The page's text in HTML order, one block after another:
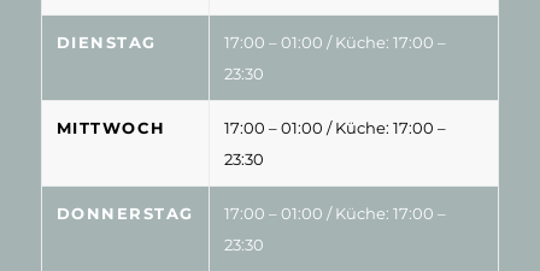
DIENSTAG 17:00 – 01:00 / Küche: 17:00 –
23:30
MITTWOCH 17:00 – 01:00 / Küche: 17:00 –
23:30
DONNERSTAG 17:00 – 01:00 / Küche: 17:00 –
23:30